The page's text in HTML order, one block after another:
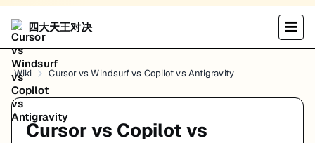
四大天王对决 ☰
Wiki Cursor vs Windsurf vs Copilot vs Antigravity
Cursor vs Copilot vs